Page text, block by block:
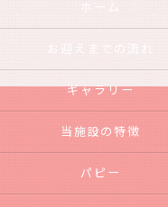
ホーム
お迎えまでの流れ
ギャラリー
当施設の特徴
パピー